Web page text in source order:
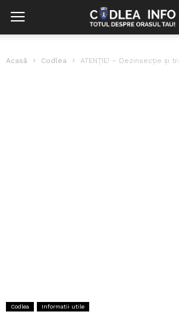
Acasă Codlea ATENȚIE! – Dezinsecție și tratament pentru
Codlea Informatii utile